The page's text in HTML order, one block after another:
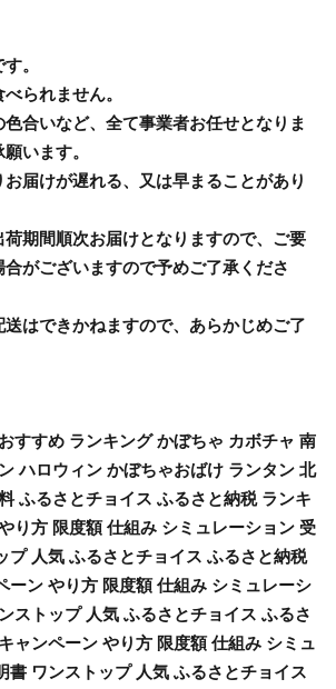
。
られません。
合いなど、全て事業者お任せとなりま
います。
届けが遅れる、又は早まることがあり
期間順次お届けとなりますので、ご要
がございますので予めご了承くださ
はできかねますので、あらかじめご了
すすめ ランキング かぼちゃ カボチャ 南
ハロウィン かぼちゃおばけ ランタン 北
ふるさとチョイス ふるさと納税 ランキ
り方 限度額 仕組み シミュレーション 受
プ 人気 ふるさとチョイス ふるさと納税
ーン やり方 限度額 仕組み シミュレーシ
ストップ 人気 ふるさとチョイス ふるさ
ャンペーン やり方 限度額 仕組み シミュ
書 ワンストップ 人気 ふるさとチョイス